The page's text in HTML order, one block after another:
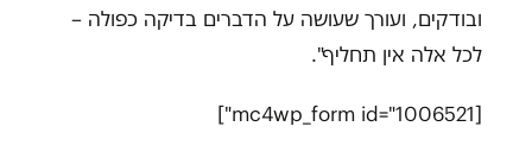
ובודקים, ועורך שעושה על הדברים בדיקה כפולה –
לכל אלה אין תחליף".
[mc4wp_form id="1006521"]